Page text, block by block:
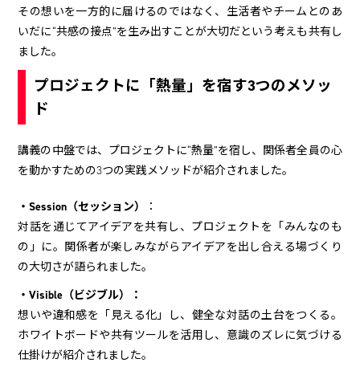
その想いを一方的に届けるのではなく、生活者やチームとのあ
いだに“共感の接点”を生み出すことが大切だという考えも共有し
ました。
プロジェクトに「熱量」を宿す3つのメソッ
ド
講義の中盤では、プロジェクトに“熱量”を宿し、関係者全員の心
を動かすための3つの実践メソッドが紹介されました。
・Session（セッション）
：
対話を通じてアイデアを共有し、プロジェクトを「みんなのも
の」に。関係者が楽しみながらアイデアを出し合える場づくり
の大切さが語られました。
・Visible（ビジブル）：
想いや違和感を「見える化」し、健全な対話の土台をつくる。
ホワイトボードや共有ツールを活用し、意識のズレに気づける
仕掛けが紹介されました。